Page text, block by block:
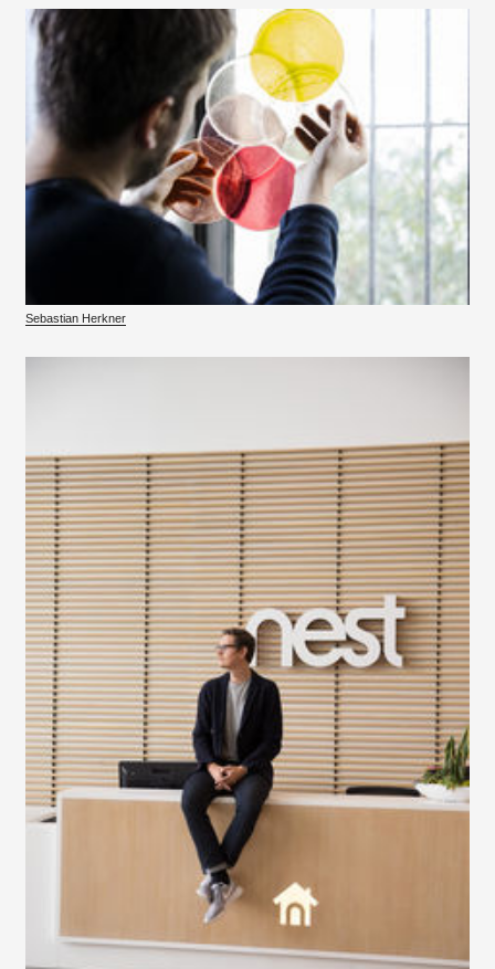
Sebastian Herkner